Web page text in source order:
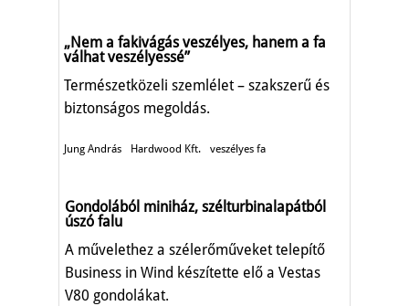
„Nem a fakivágás veszélyes, hanem a fa
válhat veszélyessé”
Természetközeli szemlélet – szakszerű és
biztonságos megoldás.
Jung András Hardwood Kft. veszélyes fa
Gondolából miniház, szélturbinalapátból
úszó falu
A művelethez a szélerőműveket telepítő
Business in Wind készítette elő a Vestas
V80 gondolákat.